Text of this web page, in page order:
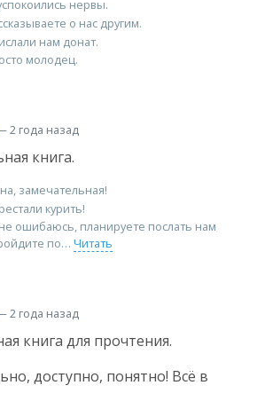
нервы.
о нас другим.
нам донат.
молодец.
2 года назад
книга.
замечательная!
курить!
ошибаюсь, планируете послать нам
по
Читать
2 года назад
книга для прочтения.
доступно, понятно! Всё в